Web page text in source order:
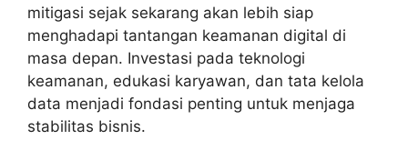
mitigasi sejak sekarang akan lebih siap
menghadapi tantangan keamanan digital di
masa depan. Investasi pada teknologi
keamanan, edukasi karyawan, dan tata kelola
data menjadi fondasi penting untuk menjaga
stabilitas bisnis.